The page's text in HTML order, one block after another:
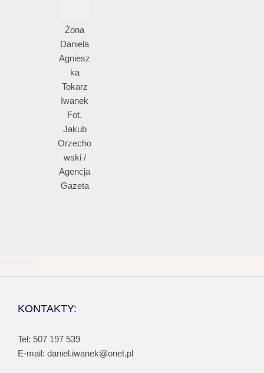
Żona
Daniela
Agniesz
ka
Tokarz
Iwanek
Fot.
Jakub
Orzecho
wski /
Agencja
Gazeta
KONTAKTY:
Tel: 507 197 539
E-mail: daniel.iwanek@onet.pl